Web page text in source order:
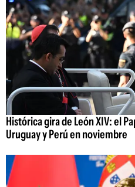
Histórica gira de León XIV: el
Uruguay y Perú en noviembre